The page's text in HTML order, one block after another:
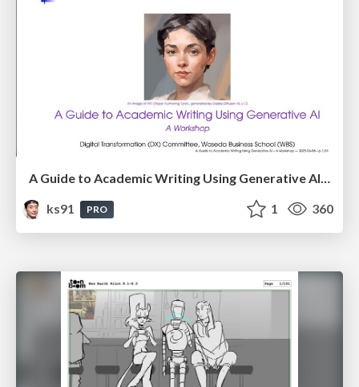
A Guide to Academic Writing Using Generative AI - A Workshop
ks91
PRO 1 360